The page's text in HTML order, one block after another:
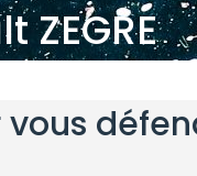
ZEGRE